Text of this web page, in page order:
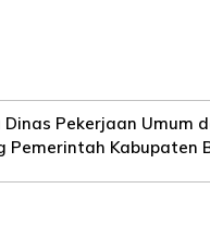
Dinas Pekerjaan Umum
Pemerintah Kabupaten